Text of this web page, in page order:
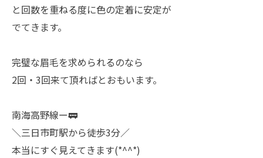
と回数を重ねる度に色の定着に安定が
でてきます。
完璧な眉毛を求められるのなら
2回・3回来て頂ればとおもいます。
南海高野線ー🚃
＼三日市町駅から徒歩3分／
本当にすぐ見えてきます(*^^*)